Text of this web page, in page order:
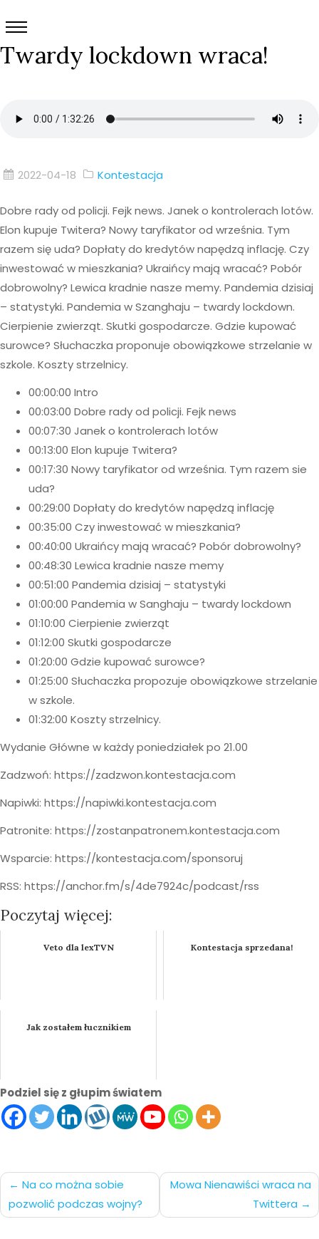
Twardy lockdown wraca!
2022-04-18 Kontestacja
Dobre rady od policji. Fejk news. Janek o kontrolerach lotów.
Elon kupuje Twitera? Nowy taryfikator od września. Tym
razem się uda? Dopłaty do kredytów napędzą inflację. Czy
inwestować w mieszkania? Ukraińcy mają wracać? Pobór
dobrowolny? Lewica kradnie nasze memy. Pandemia dzisiaj
– statystyki. Pandemia w Szanghaju – twardy lockdown.
Cierpienie zwierząt. Skutki gospodarcze. Gdzie kupować
surowce? Słuchaczka proponuje obowiązkowe strzelanie w
szkole. Koszty strzelnicy.
00:00:00 Intro
00:03:00 Dobre rady od policji. Fejk news
00:07:30 Janek o kontrolerach lotów
00:13:00 Elon kupuje Twitera?
00:17:30 Nowy taryfikator od września. Tym razem sie
uda?
00:29:00 Dopłaty do kredytów napędzą inflację
00:35:00 Czy inwestować w mieszkania?
00:40:00 Ukraińcy mają wracać? Pobór dobrowolny?
00:48:30 Lewica kradnie nasze memy
00:51:00 Pandemia dzisiaj – statystyki
01:00:00 Pandemia w Sanghaju – twardy lockdown
01:10:00 Cierpienie zwierząt
01:12:00 Skutki gospodarcze
01:20:00 Gdzie kupować surowce?
01:25:00 Słuchaczka propozuje obowiązkowe strzelanie
w szkole.
01:32:00 Koszty strzelnicy.
Wydanie Główne w każdy poniedziałek po 21.00
Zadzwoń: https://zadzwon.kontestacja.com
Napiwki: https://napiwki.kontestacja.com
Patronite: https://zostanpatronem.kontestacja.com
Wsparcie: https://kontestacja.com/sponsoruj
RSS: https://anchor.fm/s/4de7924c/podcast/rss
Poczytaj więcej:
Veto dla lexTVN Kontestacja sprzedana!
Jak zostałem łucznikiem
Podziel się z głupim światem
Nawigacja
po
Na co można sobie
pozwolić podczas wojny?
Mowa Nienawiści wraca na
Twittera